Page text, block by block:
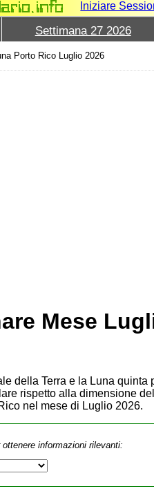
Iniziare
Settimana 27 2026
Porto Rico Luglio 2026
Mese
della Terra e la Luna
rispetto alla dimensione
nel mese di Luglio 2026.
informazioni rilevanti: